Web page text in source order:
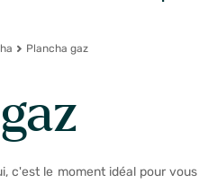
Plancha gaz
c'est le moment idéal pour